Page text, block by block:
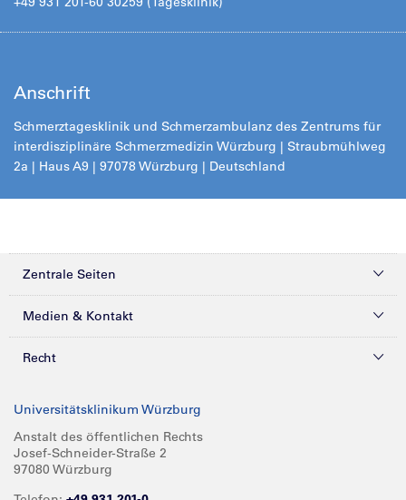
Anschrift
Schmerztagesklinik und Schmerzambulanz des Zentrums für
interdisziplinäre Schmerzmedizin Würzburg | Straubmühlweg
2a | Haus A9 | 97078 Würzburg | Deutschland
Zentrale Seiten
Kliniken & Zentren
Forschung
Karriere
Medien & Kontakt
Presse
Glossar
Spenden
Recht
Compliance
Impressum
Universitätsklinikum Würzburg
Anstalt des öffentlichen Rechts
Josef-Schneider-Straße 2
97080 Würzburg